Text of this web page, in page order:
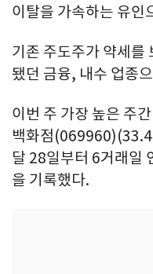
이탈을 가속하는 유인
기존 주도주가 약세를
됐던 금융, 내수 업종
이번 주 가장 높은 주
백화점
달 28일부터 6거래일
을 기록했다.